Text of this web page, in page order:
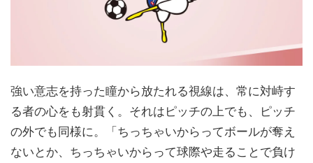
強い意志を持った瞳から放たれる視線は、常に対峙す
る者の心をも射貫く。それはピッチの上でも、ピッチ
の外でも同様に。「ちっちゃいからってボールが奪え
ないとか、ちっちゃいからって球際や走ることで負け